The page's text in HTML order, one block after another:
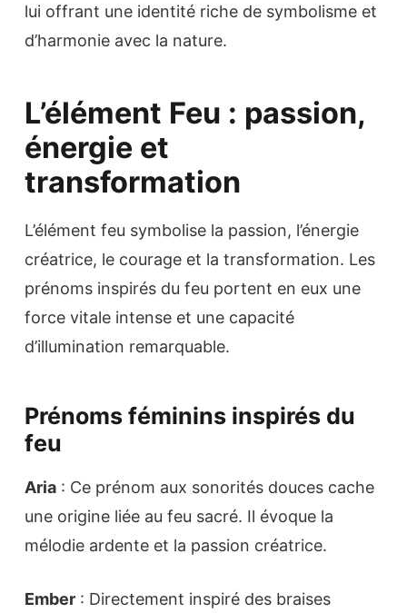
lui offrant une identité riche de symbolisme et
d’harmonie avec la nature.
L’élément Feu : passion,
énergie et
transformation
L’élément feu symbolise la passion, l’énergie
créatrice, le courage et la transformation. Les
prénoms inspirés du feu portent en eux une
force vitale intense et une capacité
d’illumination remarquable.
Prénoms féminins inspirés du
feu
Aria : Ce prénom aux sonorités douces cache
une origine liée au feu sacré. Il évoque la
mélodie ardente et la passion créatrice.
Ember : Directement inspiré des braises